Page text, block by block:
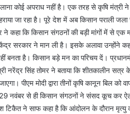
कोई अपराध नहीं है। एक तरह से कृषि मंत्री
जा रहा है। पूरे देश में अब किसान पराली
ने कहा कि किसान संगठनों की बड़ी मांगों में से एक
सरकार ने मान ली है। इसके अलावा उन्होंने
बनता है। किसान बड़े मन का परिचय दें।
नरेंद्र सिंह तोमर ने बताया कि शीतकालीन सत्र
पीएम मोदी द्वारा तीनों कृषि कानून बिल को
नवंबर से ही किसान संगठनों ने संसद कूच कर
टिकैत ने साफ कहा है कि आंदोलन के दौरान मृत्यु